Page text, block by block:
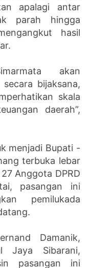
apalagi antar
parah hingga
hasil
akan
bijaksana,
skala
daerah”,
menjadi Bupati -
terbuka lebar
Anggota DPRD
pasangan ini
pemilukada
Damanik,
Jaya Sibarani,
pasangan ini